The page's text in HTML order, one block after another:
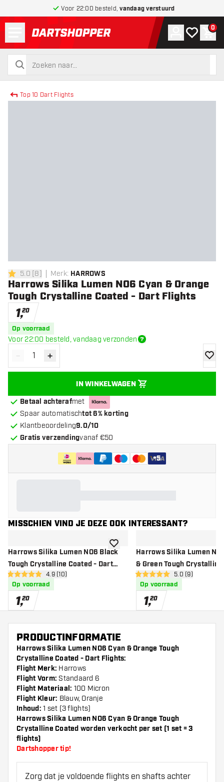
Voor 22:00 besteld,vandaag verstuurd
terug naar home pagina
zoeken
zoeken
Account
Mijn 0
Top 10 Dart Flights
5 score sterren
5.0 [8] Merk: HARROWS
Harrows Silika Lumen NO6 Cyan & Orange
Tough Crystalline Coated - Dart Flights
1,20
Op voorraad
Voor 22:00 besteld, vandaag verzonden
Verminder hoeveelheid
- Verhoog hoeveelheid
+
IN WINKELWAGEN
Betaal achterafmet
Spaar automatischtot 6% korting
Klantbeoordeling9.0/10
Gratis verzendingvanaf €50
+5
MISSCHIEN VIND JE DEZE OOK INTERESSANT?
Harrows Silika Lumen NO6 Black
Tough Crystalline Coated - Dart
Flights
open reviews drawer
4.9 score sterren4.9 (10)
Op voorraad
1,20
toevoegen aan verlanglijst
Harrows Silika Lumen
& Green Tough
Dart Flightsopen reviews
5 score sterren5.0 (9)
Op voorraad
1,20
PRODUCTINFORMATIE
Harrows Silika Lumen NO6 Cyan & Orange Tough
Crystalline Coated - Dart Flights:
Flight Merk: Harrows
Flight Vorm: Standaard 6
Flight Materiaal: 100 Micron
Flight Kleur: Blauw, Oranje
Inhoud: 1 set (3 flights)
Harrows Silika Lumen NO6 Cyan & Orange Tough
Crystalline Coated worden verkocht per set (1 set = 3
flights)
Dartshopper tip!
Zorg dat je voldoende flights en shafts achter